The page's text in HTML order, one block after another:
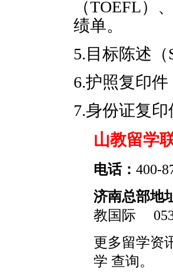
（TOEFL）
绩单。
5. 目标陈述（
6.护照复印
7.身份证复印
山教留学
电话： 400-
济南总部地
教国际
更多留学资
学 查询。